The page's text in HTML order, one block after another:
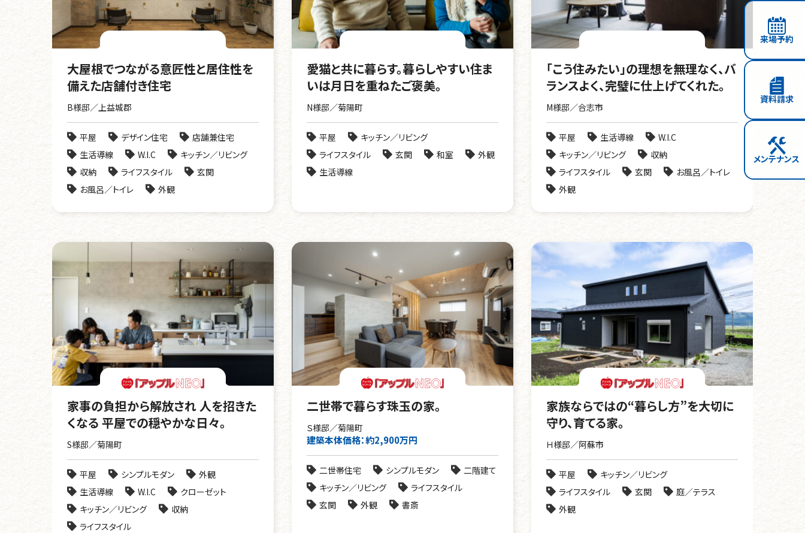
大屋根でつながる意匠性と居住性を
備えた店舗付き住宅
B様邸／上益城郡
平屋 デザイン住宅
店舗兼住宅
生活導線
W.I.C
キッチン／リビング
収納
ライフスタイル
玄関
お風呂／トイレ
外観
愛猫と共に暮らす。暮らしやすい住ま
いは月日を重ねたご褒美。
N様邸／菊陽町
平屋
キッチン／リビング
ライフスタイル
玄関 和室
外観
生活導線
「こう住みたい」の理想を無理なく、バ
ランスよく、完璧に仕上げてくれた。
M様邸／合志市
平屋 生活導線
W.I.C
キッチン／リビング
収納
ライフスタイル
玄関
お風呂／トイレ
外観
家事の負担から解放され 人を招きた
くなる 平屋での穏やかな日々。
S様邸／菊陽町
平屋 シンプルモダン
外観
生活導線
W.I.C
クローゼット
キッチン／リビング
収納
ライフスタイル
二世帯で暮らす珠玉の家。
Ｓ様邸／菊陽町
建築本体価格：約2,900万円
二世帯住宅 シンプルモダン
二階建て
キッチン／リビング
ライフスタイル
玄関
外観 書斎
家族ならではの“暮らし方”を大切に
守り、育てる家。
Ｈ様邸／阿蘇市
平屋
キッチン／リビング
ライフスタイル
玄関
庭／テラス
外観
来場予約
資料請求
メンテナンス